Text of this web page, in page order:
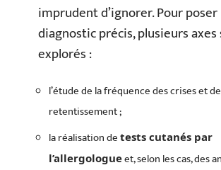
imprudent d’ignorer. Pour poser
diagnostic précis, plusieurs
explorés :
l’étude de la fréquence des crises et
retentissement ;
la réalisation de tests cutanés par
l’allergologueet, selon les cas, des